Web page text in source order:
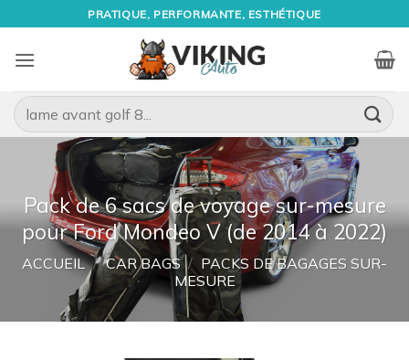
au
contenu
PRATIQUE, PERFORMANTE, ESTHÉTIQUE
Recherche
pour :
Pack de 6 sacs de voyage sur-mesure
pour Ford Mondeo V (de 2014 à 2022)
ACCUEIL / CAR BAGS / PACKS DE BAGAGES SUR-
MESURE